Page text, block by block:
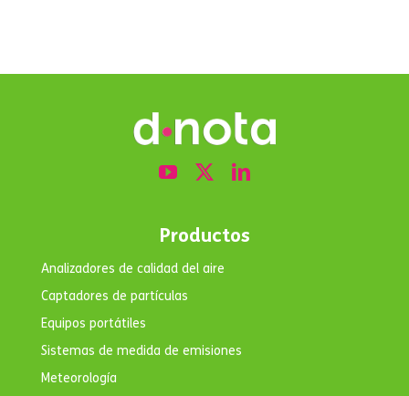
Productos
Analizadores de calidad del aire
Captadores de partículas
Equipos portátiles
Sistemas de medida de emisiones
Meteorología